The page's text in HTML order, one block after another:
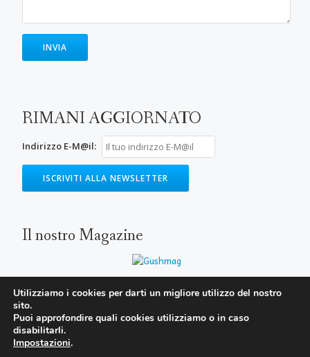
RIMANI AGGIORNATO
Indirizzo E-M@il:
Il nostro Magazine
SECONDARY
MENU
Utilizziamo i cookies per darti un migliore utilizzo del nostro
sito.
Puoi approfondire quali cookies utilizziamo o in caso
disabilitarli.
Impostazioni.